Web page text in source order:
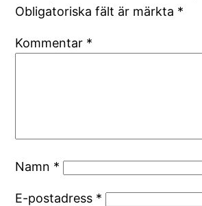
Obligatoriska fält är märkta *
Kommentar *
Namn *
E-postadress *